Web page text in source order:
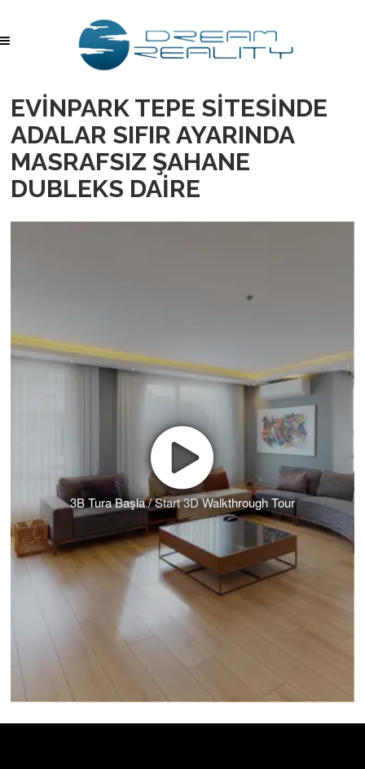
EVİNPARK TEPE SİTESİNDE
ADALAR SIFIR AYARINDA
MASRAFSIZ ŞAHANE
DUBLEKS DAİRE
3B Tura Başla / Start 3D Walkthrough Tour